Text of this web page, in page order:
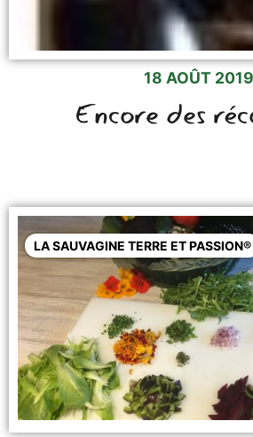
18 AOÛT 2019
Encore des
LA SAUVAGINE TERRE ET PASSION®